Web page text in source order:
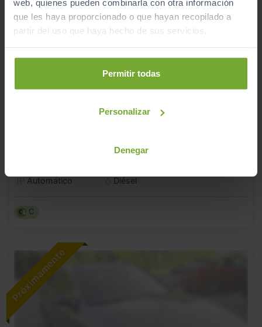
web, quienes pueden combinarla con otra información
que les haya proporcionado o que hayan recopilado a
partir del uso que haya hecho de sus servicios.
Permitir todas
Personalizar
Denegar
Automático
Diésel
C